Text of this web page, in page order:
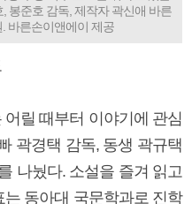
, 봉준호 감독, 제작자 곽신애 바른
바른손이앤에이 제공
릴 때부터 이야기에 관심
곽경택 감독, 동생 곽규택
나눴다. 소설을 즐겨 읽고
동아대 국문학과로 진학